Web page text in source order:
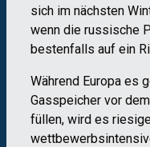
sich im nächsten
wenn die russische
bestenfalls auf ein
Während Europa es
Gasspeicher vor
füllen, wird es